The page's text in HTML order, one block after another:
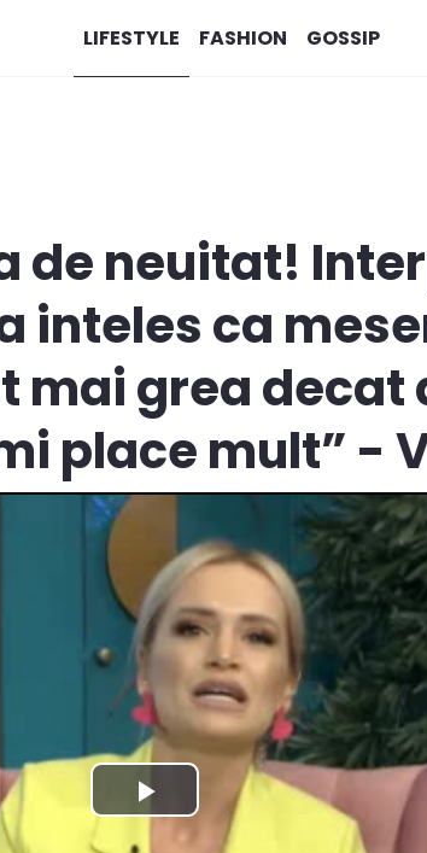
LIFESTYLE FASHION GOSSIP
de neuitat!
inteles ca
mai grea decat
place mult” -